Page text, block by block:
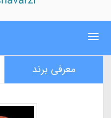
Toggle
معرفی برند